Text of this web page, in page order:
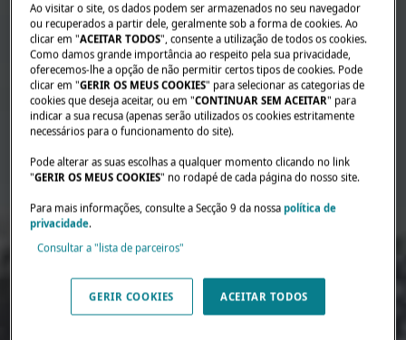
Ao visitar o site, os dados podem ser armazenados no seu navegador
ou recuperados a partir dele, geralmente sob a forma de cookies. Ao
clicar em "ACEITAR TODOS", consente a utilização de todos os cookies.
Como damos grande importância ao respeito pela sua privacidade,
oferecemos-lhe a opção de não permitir certos tipos de cookies. Pode
clicar em "GERIR OS MEUS COOKIES" para selecionar as categorias de
cookies que deseja aceitar, ou em "CONTINUAR SEM ACEITAR" para
indicar a sua recusa (apenas serão utilizados os cookies estritamente
necessários para o funcionamento do site).
Pode alterar as suas escolhas a qualquer momento clicando no link
"GERIR OS MEUS COOKIES" no rodapé de cada página do nosso site.
Para mais informações, consulte a Secção 9 da nossapolítica de
privacidade.
Consultar a "lista de parceiros"
GERIR COOKIES ACEITAR TODOS